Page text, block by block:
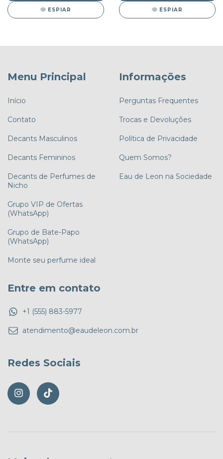
ESPIAR ESPIAR
Menu Principal
Início
Contato
Decants Masculinos
Decants Femininos
Decants de Perfumes de
Nicho
Grupo VIP de Ofertas
(WhatsApp)
Grupo de Bate-Papo
(WhatsApp)
Monte seu perfume ideal
Informações
Perguntas Frequentes
Trocas e Devoluções
Política de Privacidade
Quem Somos?
Eau de Leon na Sociedade
Entre em contato
+1 (555) 883-5977
atendimento@eaudeleon.com.br
Redes Sociais